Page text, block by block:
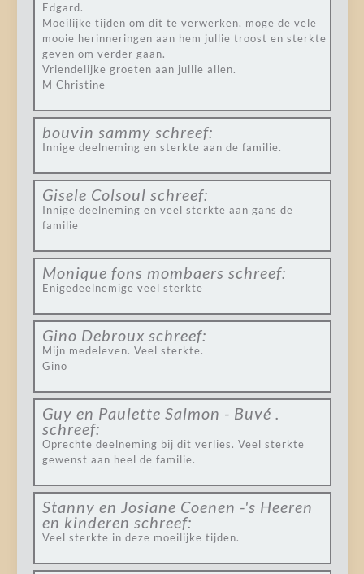
Edgard.
Moeilijke tijden om dit te verwerken, moge de vele
mooie herinneringen aan hem jullie troost en sterkte
geven om verder gaan.
Vriendelijke groeten aan jullie allen.
M Christine
bouvin sammy schreef:
Innige deelneming en sterkte aan de familie.
Gisele Colsoul schreef:
Innige deelneming en veel sterkte aan gans de
familie
Monique fons mombaers schreef:
Enigedeelnemige veel sterkte
Gino Debroux schreef:
Mijn medeleven. Veel sterkte.
Gino
Guy en Paulette Salmon - Buvé .
schreef:
Oprechte deelneming bij dit verlies. Veel sterkte
gewenst aan heel de familie.
Stanny en Josiane Coenen -'s Heeren
en kinderen schreef:
Veel sterkte in deze moeilijke tijden.